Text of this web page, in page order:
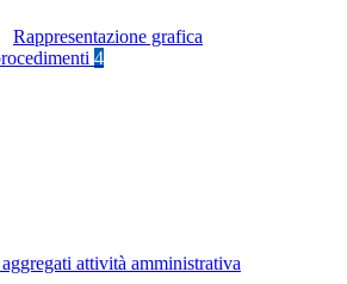
Rappresentazione grafica
4
attività amministrativa